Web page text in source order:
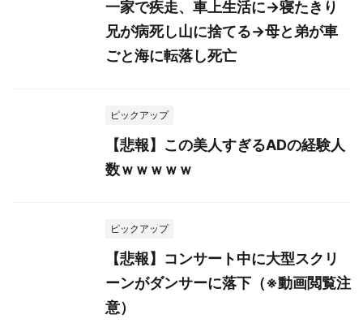
一家で疾走、車上生活に→寝たきり
兄が病死し山に捨てる→母と弟が車
ごと海に転落し死亡
ピックアップ
【悲報】この美人すぎるADの経験人
数ｗｗｗｗｗ
ピックアップ
【悲報】コンサート中に大型スクリ
ーンがダンサーに落下（※動画閲覧注
意）